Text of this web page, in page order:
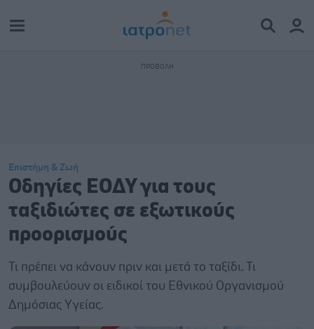
Επιστήμη & Ζωή
Οδηγίες ΕΟΔΥ για τους
ταξιδιώτες σε εξωτικούς
προορισμούς
Τι πρέπει να κάνουν πριν και μετά το ταξίδι. Τι
συμβουλεύουν οι ειδικοί του Εθνικού Οργανισμού
Δημόσιας Υγείας.